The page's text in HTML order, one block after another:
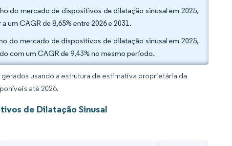
do mercado de dispositivos de dilatação sinusal em 2025,
um CAGR de 8,65% entre 2026 e 2031.
do mercado de dispositivos de dilatação sinusal em 2025,
com um CAGR de 9,43% no mesmo período.
usando a estrutura de estimativa proprietária da
até 2026.
de Dilatação Sinusal